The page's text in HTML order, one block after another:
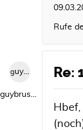
Rufe
guybrush1992
guybrush1992
Re: